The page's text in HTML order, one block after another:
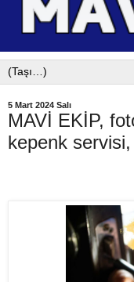
5 Mart 2024 Salı
MAVİ EKİP,
kepenk